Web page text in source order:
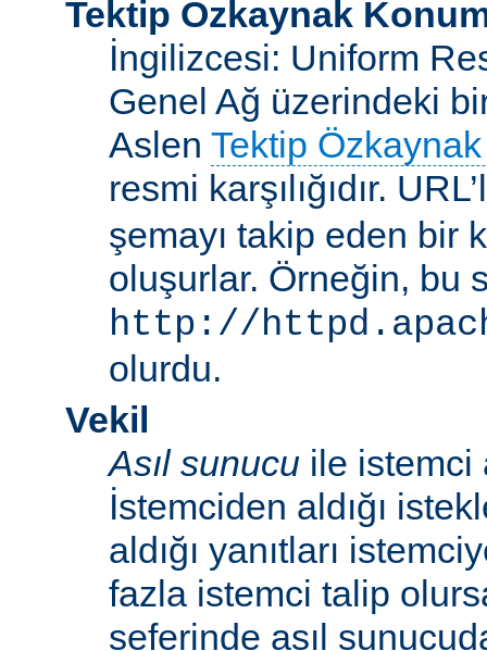
Tektip Özkaynak
İngilizcesi: Uniform
Genel Ağ üzerindeki
Aslen Tektip
resmi karşılığıdır.
şemayı takip eden bir
oluşurlar. Örneğin, bu
http://
olurdu.
Vekil
Asıl sunucu ile istemci
İstemciden aldığı
aldığı yanıtları
fazla istemci talip
seferinde asıl